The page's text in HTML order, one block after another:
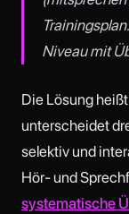
Niveau mit
Die Lösung
unterscheidet
selektiv und
Hör- und
systematische